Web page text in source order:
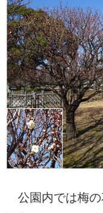
公園内では梅の